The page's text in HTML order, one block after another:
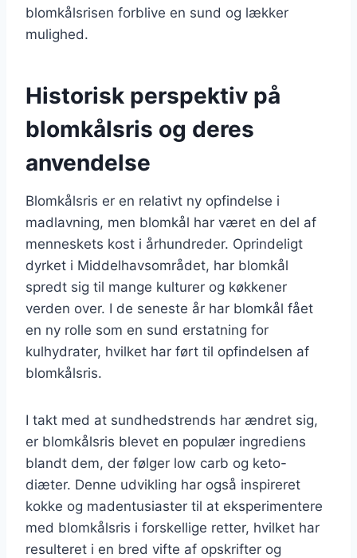
blomkålsrisen forblive en sund og lækker
mulighed.
Historisk perspektiv på
blomkålsris og deres
anvendelse
Blomkålsris er en relativt ny opfindelse i
madlavning, men blomkål har været en del af
menneskets kost i århundreder. Oprindeligt
dyrket i Middelhavsområdet, har blomkål
spredt sig til mange kulturer og køkkener
verden over. I de seneste år har blomkål fået
en ny rolle som en sund erstatning for
kulhydrater, hvilket har ført til opfindelsen af
blomkålsris.
I takt med at sundhedstrends har ændret sig,
er blomkålsris blevet en populær ingrediens
blandt dem, der følger low carb og keto-
diæter. Denne udvikling har også inspireret
kokke og madentusiaster til at eksperimentere
med blomkålsris i forskellige retter, hvilket har
resulteret i en bred vifte af opskrifter og